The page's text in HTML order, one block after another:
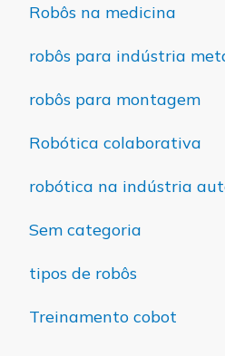
Robôs na medicina
robôs para indústria
robôs para montagem
Robótica colaborativa
robótica na indústria
Sem categoria
tipos de robôs
Treinamento cobot